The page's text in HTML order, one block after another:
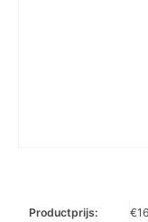
Productprijs: €